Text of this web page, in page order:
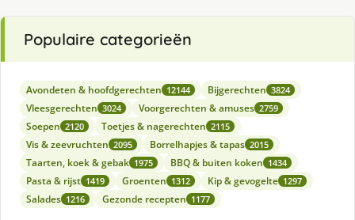
Populaire categorieën
Avondeten & hoofdgerechten 12144 Bijgerechten 3824
Vleesgerechten 3024 Voorgerechten & amuses 2759
Soepen 2120 Toetjes & nagerechten 2115
Vis & zeevruchten 2095 Borrelhapjes & tapas 2015
Taarten, koek & gebak 1975 BBQ & buiten koken 1434
Pasta & rijst 1419 Groenten 1312 Kip & gevogelte 1297
Salades 1216 Gezonde recepten 1177